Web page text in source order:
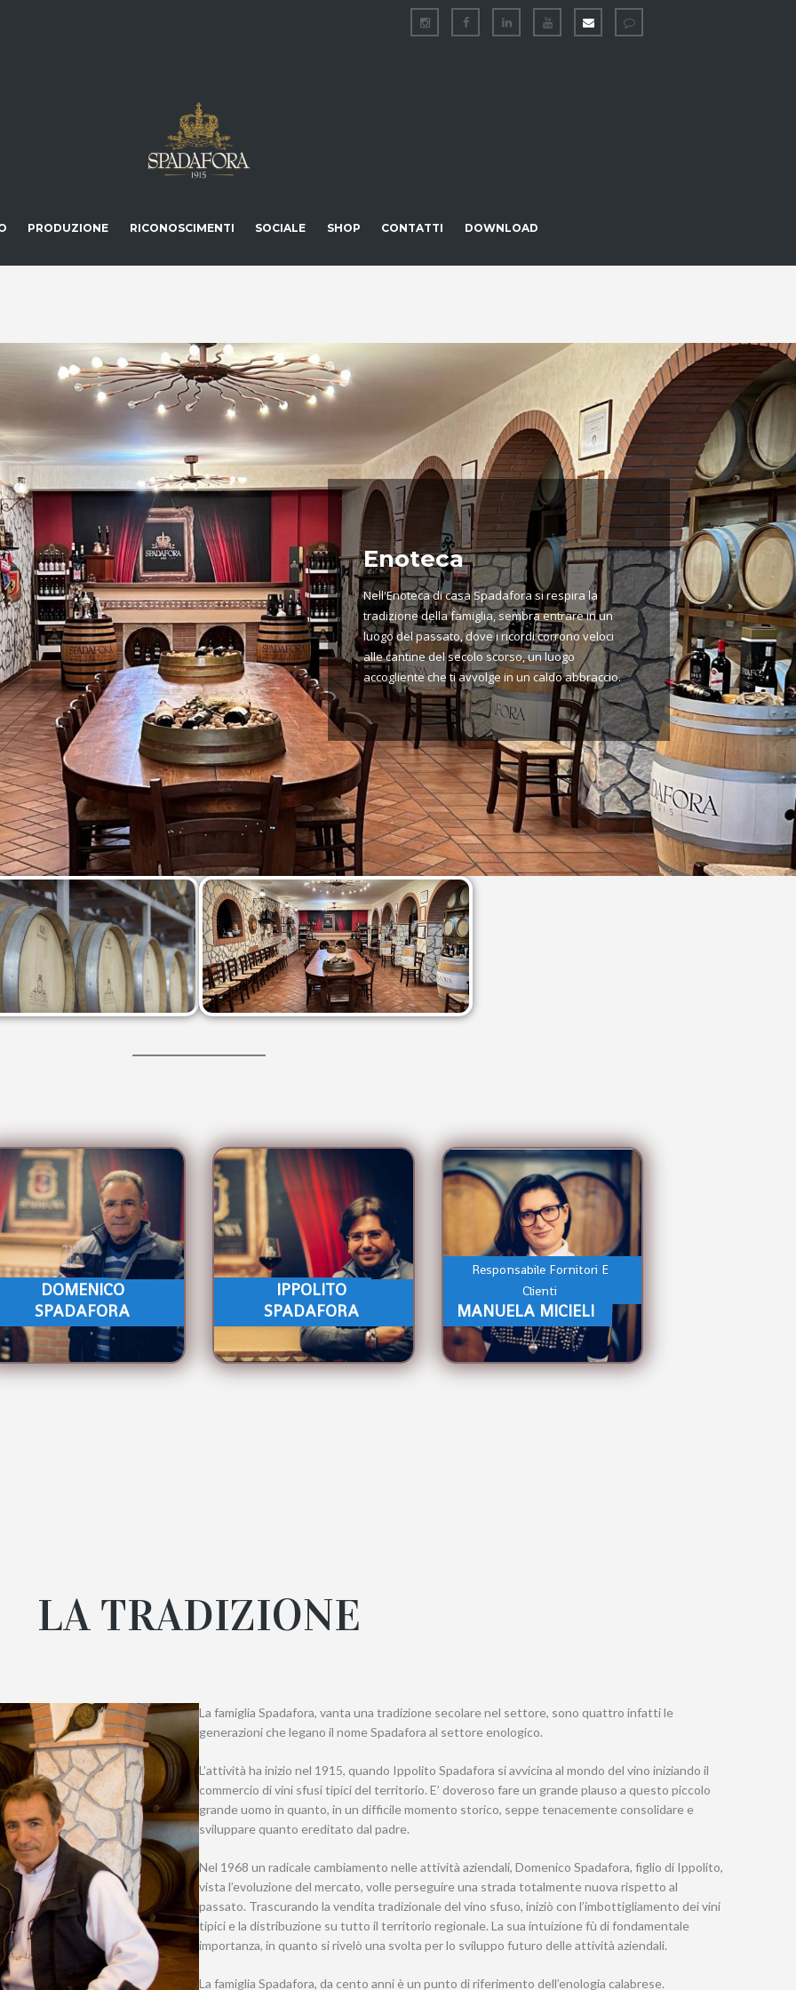
PRODUZIONE RICONOSCIMENTI SOCIALE SHOP CONTATTI DOWNLOAD
Enoteca
Nell'Enoteca di casa Spadafora si respira la
tradizione della famiglia, sembra entrare in un
luogo del passato, dove i ricordi corrono veloci
alle cantine del secolo scorso, un luogo
accogliente che ti avvolge in un caldo abbraccio.
DOMENICO
SPADAFORA
Direttore Commerciale
IPPOLITO
SPADAFORA
Responsabile Fornitori E
Clienti
MANUELA MICIELI
LA TRADIZIONE
La famiglia Spadafora, vanta una tradizione secolare nel settore, sono quattro infatti le
generazioni che legano il nome Spadafora al settore enologico.
L’attività ha inizio nel 1915, quando Ippolito Spadafora si avvicina al mondo del vino iniziando il
commercio di vini sfusi tipici del territorio. E’ doveroso fare un grande plauso a questo piccolo
grande uomo in quanto, in un difficile momento storico, seppe tenacemente consolidare e
sviluppare quanto ereditato dal padre.
Nel 1968 un radicale cambiamento nelle attività aziendali, Domenico Spadafora, figlio di Ippolito,
vista l’evoluzione del mercato, volle perseguire una strada totalmente nuova rispetto al
passato. Trascurando la vendita tradizionale del vino sfuso, iniziò con l’imbottigliamento dei vini
tipici e la distribuzione su tutto il territorio regionale. La sua intuizione fù di fondamentale
importanza, in quanto si rivelò una svolta per lo sviluppo futuro delle attività aziendali.
La famiglia Spadafora, da cento anni è un punto di riferimento dell’enologia calabrese.